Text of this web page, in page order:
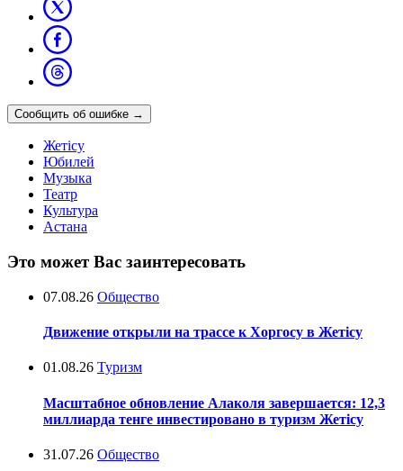
Сообщить об ошибке →
Жетісу
Юбилей
Музыка
Театр
Культура
Астана
Это может Вас заинтересовать
07.08.26 Общество
Движение открыли на трассе к Хоргосу в Жетісу
01.08.26 Туризм
Масштабное обновление Алаколя завершается: 12,3
миллиарда тенге инвестировано в туризм Жетісу
31.07.26 Общество